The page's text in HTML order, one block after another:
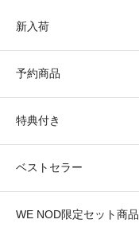
新入荷
予約商品
特典付き
ベストセラー
WE NOD限定セット商品